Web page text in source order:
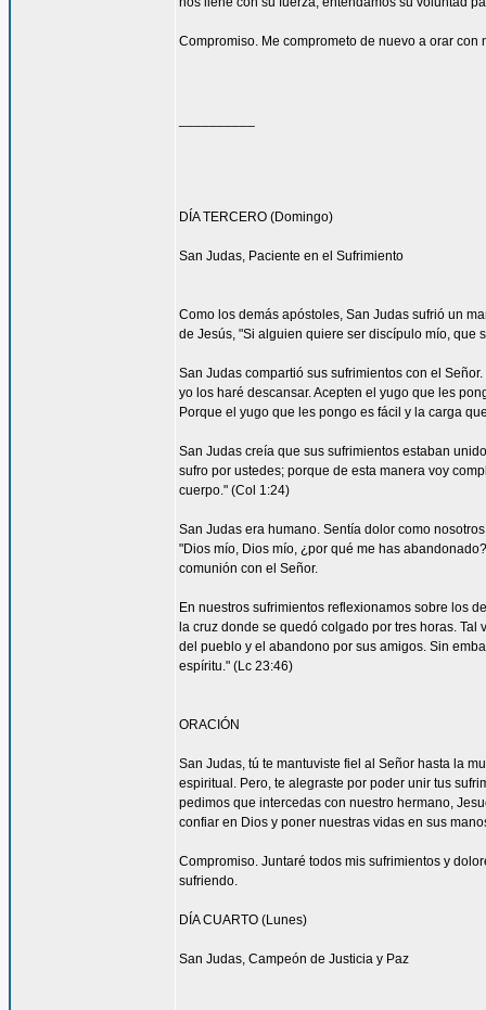
Compromiso. Me comprometo de nuevo a orar
DÍA TERCERO (Domingo)
San Judas, Paciente en el Sufrimiento
Como los demás apóstoles, San Judas sufrió un
de Jesús, "Si alguien quiere ser discípulo mío, que
San Judas compartió sus sufrimientos con el
yo los haré descansar. Acepten el yugo que les
Porque el yugo que les pongo es fácil y la carga
San Judas creía que sus sufrimientos estaban
sufro por ustedes; porque de esta manera voy
cuerpo." (Col 1:24)
San Judas era humano. Sentía dolor como
"Dios mío, Dios mío, ¿por qué me has
comunión con el Señor.
En nuestros sufrimientos reflexionamos sobre los
la cruz donde se quedó colgado por tres horas.
del pueblo y el abandono por sus amigos. Sin
espíritu." (Lc 23:46)
ORACIÓN
San Judas, tú te mantuviste fiel al Señor hasta la
espiritual. Pero, te alegraste por poder unir tus
pedimos que intercedas con nuestro hermano,
confiar en Dios y poner nuestras vidas en sus
Compromiso. Juntaré todos mis sufrimientos y
sufriendo.
DÍA CUARTO (Lunes)
San Judas, Campeón de Justicia y Paz